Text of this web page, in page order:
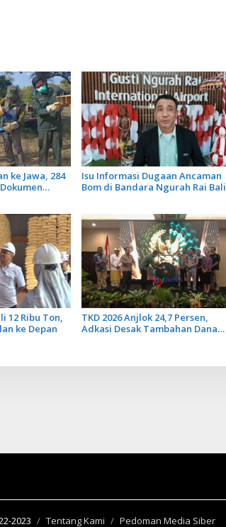
ke Jawa, 284
Isu Informasi Dugaan Ancaman
Bom di Bandara Ngurah Rai Bali
12 Ribu Ton,
ke Depan
TKD 2026 Anjlok 24,7 Persen,
Adkasi Desak Tambahan Dana
2023 Tentang Kami Pedoman Media Siber